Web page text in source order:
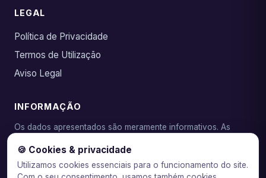
LEGAL
Política de Privacidade
Termos de Utilização
Aviso Legal
INFORMAÇÃO
Os dados apresentados são meramente informativos. As
emissora. As TAEG e taxas são indicativas e podem variar.
🍪 Cookies & privacidade
Utilizamos cookies essenciais para o funcionamento do site.